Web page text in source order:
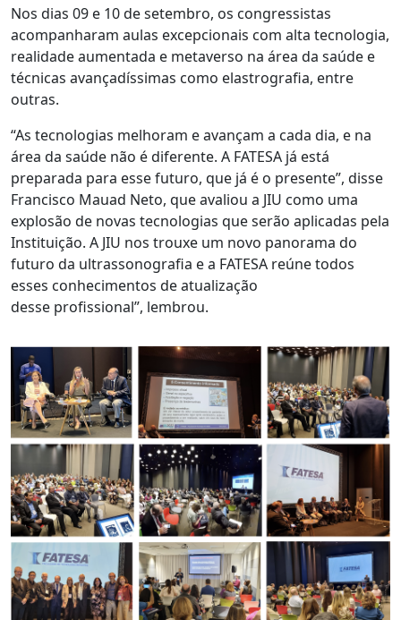
Nos dias 09 e 10 de setembro, os congressistas
acompanharam aulas excepcionais com alta tecnologia,
realidade aumentada e metaverso na área da saúde e
técnicas avançadíssimas como elastrografia, entre
outras.
“As tecnologias melhoram e avançam a cada dia, e na
área da saúde não é diferente. A FATESA já está
preparada para esse futuro, que já é o presente”, disse
Francisco Mauad Neto, que avaliou a JIU como uma
explosão de novas tecnologias que serão aplicadas pela
Instituição. A JIU nos trouxe um novo panorama do
futuro da ultrassonografia e a FATESA reúne todos
esses conhecimentos de atualização
desse profissional”, lembrou.